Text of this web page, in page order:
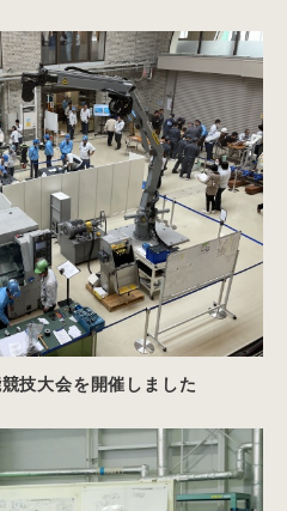
技大会を開催しました